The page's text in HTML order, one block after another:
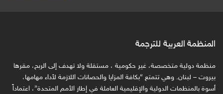
ا
ا
ل
ك
المنظمة العربية للترجمة
منظمة دولية متخصصة، غير حكومية ، مستقلة ولا تهدف إلى الربح، مقرها
بيروت – لبنان. وهي تتمتع “بكافة المزايا والحصانات اللازمة لأداء مهامها،
أسوة بالمنظمات الدولية والإقليمية العاملة في إطار الأمم المتحدة”، اعتماداً